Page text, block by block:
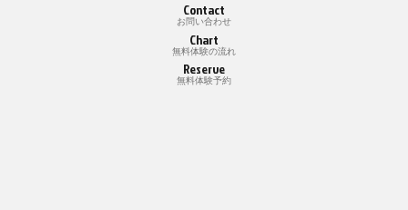
Contact
お問い合わせ
Chart
無料体験の流れ
Reserve
無料体験予約